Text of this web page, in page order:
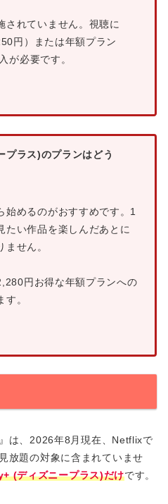
されていません。視聴に
円）または年額プラン
が必要です。
ラス)のプランはどう
始めるのがおすすめです。1
たい作品を楽しんだあとに
せん。
円お得な年額プランへの
。
は、2026年8月現在、Netflixで
放題の対象に含まれていませ
(ディズニープラス)だけです。